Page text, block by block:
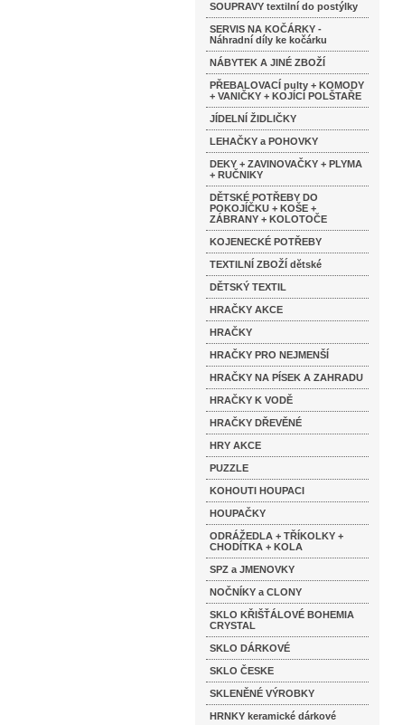
SOUPRAVY textilní do postýlky
SERVIS NA KOČÁRKY -
Náhradní díly ke kočárku
NÁBYTEK A JINÉ ZBOŽÍ
PŘEBALOVACÍ pulty + KOMODY
+ VANIČKY + KOJÍCÍ POLŠTAŘE
JÍDELNÍ ŽIDLIČKY
LEHAČKY a POHOVKY
DEKY + ZAVINOVAČKY + PLYMA
+ RUČNIKY
DĚTSKÉ POTŘEBY DO
POKOJÍČKU + KOŠE +
ZÁBRANY + KOLOTOČE
KOJENECKÉ POTŘEBY
TEXTILNÍ ZBOŽÍ dětské
DĚTSKÝ TEXTIL
HRAČKY AKCE
HRAČKY
HRAČKY PRO NEJMENŠÍ
HRAČKY NA PÍSEK A ZAHRADU
HRAČKY K VODĚ
HRAČKY DŘEVĚNÉ
HRY AKCE
PUZZLE
KOHOUTI HOUPACI
HOUPAČKY
ODRÁŽEDLA + TŘÍKOLKY +
CHODÍTKA + KOLA
SPZ a JMENOVKY
NOČNÍKY a CLONY
SKLO KŘIŠŤÁLOVÉ BOHEMIA
CRYSTAL
SKLO DÁRKOVÉ
SKLO ČESKE
SKLENĚNÉ VÝROBKY
HRNKY keramické dárkové